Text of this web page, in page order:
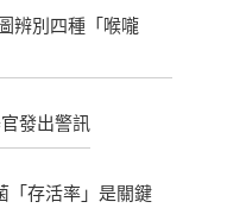
辨別四種「喉嚨
發出警訊
「存活率」是關鍵